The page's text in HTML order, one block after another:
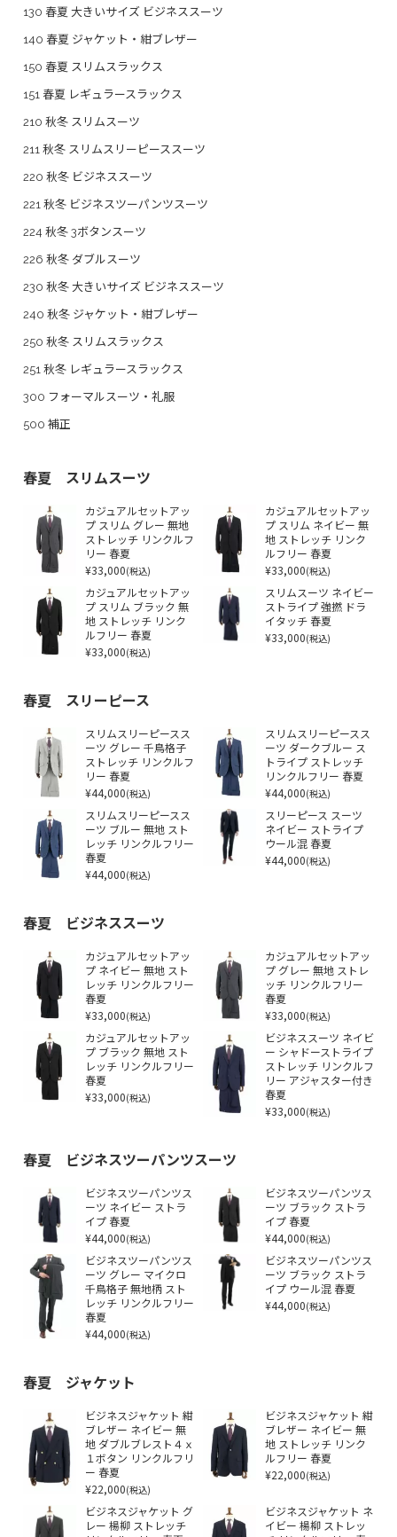
130 春夏 大きいサイズ ビジネススーツ
140 春夏 ジャケット・紺ブレザー
150 春夏 スリムスラックス
151 春夏 レギュラースラックス
210 秋冬 スリムスーツ
211 秋冬 スリムスリーピーススーツ
220 秋冬 ビジネススーツ
221 秋冬 ビジネスツーパンツスーツ
224 秋冬 3ボタンスーツ
226 秋冬 ダブルスーツ
230 秋冬 大きいサイズ ビジネススーツ
240 秋冬 ジャケット・紺ブレザー
250 秋冬 スリムスラックス
251 秋冬 レギュラースラックス
300 フォーマルスーツ・礼服
500 補正
春夏 スリムスーツ
カジュアルセットアッ
プ スリム グレー 無地
ストレッチ リンクルフ
リー 春夏
¥33,000(税込)
カジュアルセットアッ
プ スリム ネイビー 無
地 ストレッチ リンク
ルフリー 春夏
¥33,000(税込)
カジュアルセットアッ
プ スリム ブラック 無
地 ストレッチ リンク
ルフリー 春夏
¥33,000(税込)
スリムスーツ ネイビー
ストライプ 強撚 ドラ
イタッチ 春夏
¥33,000(税込)
春夏 スリーピース
スリムスリーピースス
ーツ グレー 千鳥格子
ストレッチ リンクルフ
リー 春夏
¥44,000(税込)
スリムスリーピースス
ーツ ダークブルー ス
トライプ ストレッチ
リンクルフリー 春夏
¥44,000(税込)
スリムスリーピースス
ーツ ブルー 無地 スト
レッチ リンクルフリー
春夏
¥44,000(税込)
スリーピース スーツ
ネイビー ストライプ
ウール混 春夏
¥44,000(税込)
春夏 ビジネススーツ
カジュアルセットアッ
プ ネイビー 無地 スト
レッチ リンクルフリー
春夏
¥33,000(税込)
カジュアルセットアッ
プ グレー 無地 ストレ
ッチ リンクルフリー
春夏
¥33,000(税込)
カジュアルセットアッ
プ ブラック 無地 スト
レッチ リンクルフリー
春夏
¥33,000(税込)
ビジネススーツ ネイビ
ー シャドーストライプ
ストレッチ リンクルフ
リー アジャスター付き
春夏
¥33,000(税込)
春夏 ビジネスツーパンツスーツ
ビジネスツーパンツス
ーツ ネイビー ストラ
イプ 春夏
¥44,000(税込)
ビジネスツーパンツス
ーツ ブラック ストラ
イプ 春夏
¥44,000(税込)
ビジネスツーパンツス
ーツ グレー マイクロ
千鳥格子 無地柄 スト
レッチ リンクルフリー
春夏
¥44,000(税込)
ビジネスツーパンツス
ーツ ブラック ストラ
イプ ウール混 春夏
¥44,000(税込)
春夏 ジャケット
ビジネスジャケット 紺
ブレザー ネイビー 無
地 ダブルブレスト４ｘ
１ボタン リンクルフリ
ー 春夏
¥22,000(税込)
ビジネスジャケット 紺
ブレザー ネイビー 無
地 ストレッチ リンク
ルフリー 春夏
¥22,000(税込)
ビジネスジャケット グ
レー 楊柳 ストレッチ
ビジネスジャケット ネ
イビー 楊柳 ストレッ